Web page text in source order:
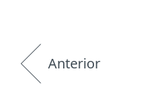
Anterior